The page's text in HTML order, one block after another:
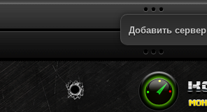
Добавить сервер